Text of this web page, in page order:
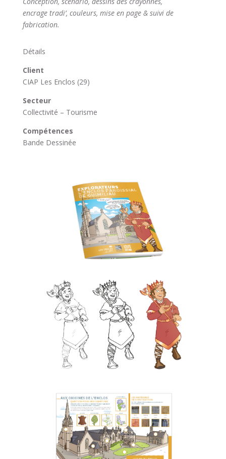
encrage tradi’, couleurs, mise en page & suivi de
fabrication.
Détails
Client
CIAP Les Enclos (29)
Secteur
Collectivité – Tourisme
Compétences
Bande Dessinée